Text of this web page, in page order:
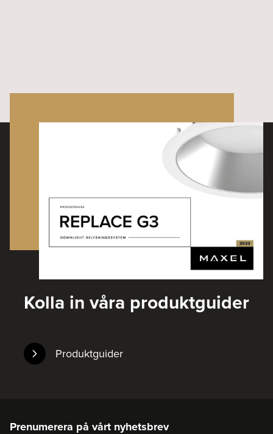
Kolla in våra produktguider
Produktguider
Prenumerera på vårt nyhetsbrev